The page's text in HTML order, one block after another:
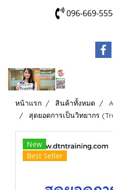
096-669-
หน้าแรก สินค้าทั้งหมด
สุดยอดการเป็นวิทยากร
New
Best Seller